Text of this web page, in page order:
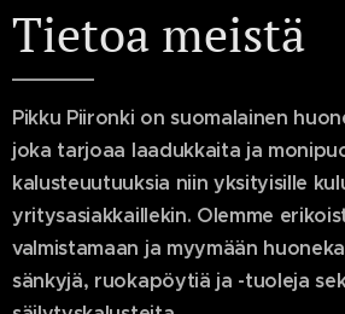
Tietoa meistä
Pikku Piironki on suomalainen
joka tarjoaa laadukkaita ja
kalusteuutuuksia niin yksityisille
yritysasiakkaillekin. Olemme
valmistamaan ja myymään
sänkyjä, ruokapöytiä ja -tuoleja